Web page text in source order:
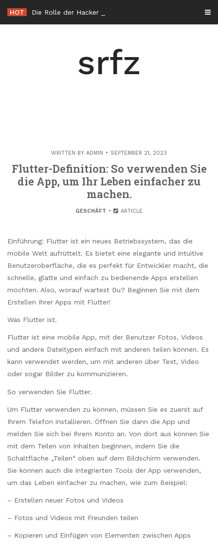
content
HOT
srfz
WRITTEN BY ADMIN SEPTEMBER 21, 2023
Flutter-Definition: So verwenden Sie
die App, um Ihr Leben einfacher zu
machen.
GESCHÄFT ARTICLE
Einführung: Flutter ist ein neues Betriebssystem, das die
mobile Welt aufrüttelt. Es bietet eine elegante und intuitive
Benutzeroberfläche, die es perfekt für Entwickler macht, die
schnelle, glatte und einfach zu bedienende Apps erstellen
möchten. Also, worauf wartest Du? Beginnen Sie mit dem
Erstellen Ihrer Apps mit Flutter!
Was Flutter ist.
Flutter ist eine mobile App, mit der Benutzer Fotos, Videos
und andere Dateitypen einfach mit anderen teilen können. Es
kann verwendet werden, um mit anderen über Text, Video
oder sogar Bilder zu kommunizieren.
So verwenden Sie Flutter.
Um Flutter verwenden zu können, müssen Sie es zuerst auf
Ihrem Telefon installieren. Öffnen Sie dann die App und
melden Sie sich bei Ihrem Konto an. Von dort aus können Sie
mit dem Teilen von Inhalten beginnen, indem Sie die
Schaltfläche „Teilen“ oben auf dem Bildschirm verwenden.
Sie können auch die integrierten Tools der App verwenden,
um das Leben einfacher zu machen, wie zum Beispiel:
– Erstellen neuer Fotos und Videos
– Fotos und Videos mit Freunden teilen
– Kopieren und Einfügen von Elementen zwischen Apps